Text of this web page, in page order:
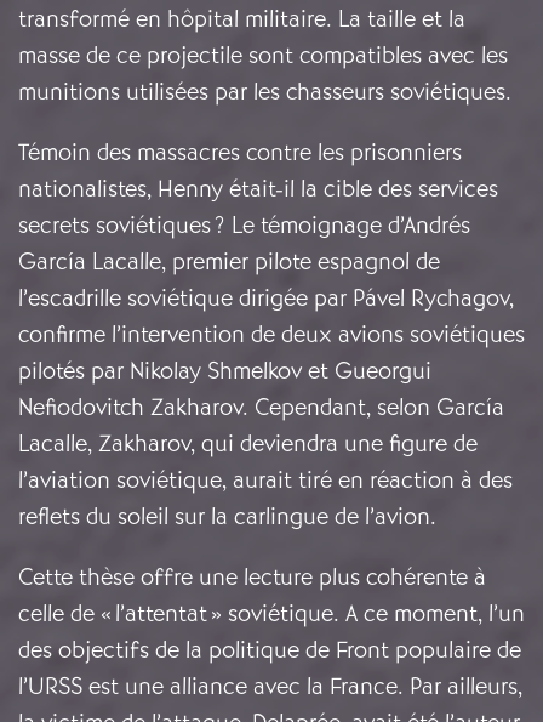
transformé en hôpital militaire. La taille et la
masse de ce projectile sont compatibles avec les
munitions utilisées par les chasseurs soviétiques.
Témoin des massacres contre les prisonniers
nationalistes, Henny était-il la cible des services
secrets soviétiques ? Le témoignage d’Andrés
García Lacalle, premier pilote espagnol de
l’escadrille soviétique dirigée par Pável Rychagov,
confirme l’intervention de deux avions soviétiques
pilotés par Nikolay Shmelkov et Gueorgui
Nefiodovitch Zakharov. Cependant, selon García
Lacalle, Zakharov, qui deviendra une figure de
l’aviation soviétique, aurait tiré en réaction à des
reflets du soleil sur la carlingue de l’avion.
Cette thèse offre une lecture plus cohérente à
celle de « l’attentat » soviétique. A ce moment, l’un
des objectifs de la politique de Front populaire de
l’URSS est une alliance avec la France. Par ailleurs,